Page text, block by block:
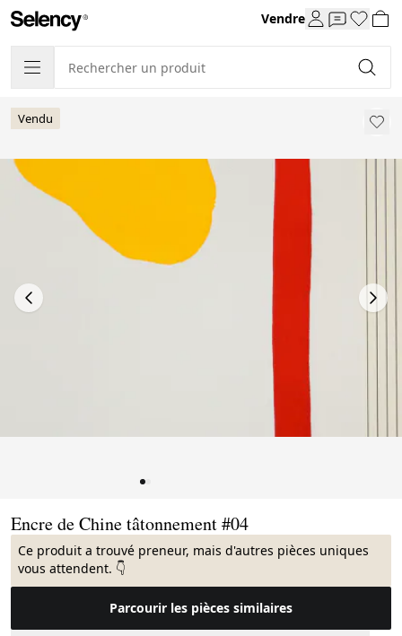
Vendre
Vendu
Encre de Chine tâtonnement #04
Ce produit a trouvé preneur, mais d'autres pièces uniques
vous attendent. 👇
Parcourir les pièces similaires